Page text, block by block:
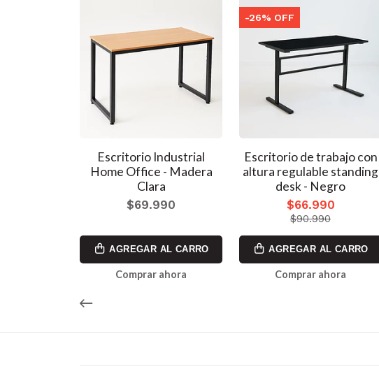
Escritorio Industrial
Home Office - Madera
Clara
$69.990
AGREGAR AL CARRO
Comprar ahora
-26% OFF
Escritorio de trabajo con
altura regulable standing
desk - Negro
$66.990
$90.990
AGREGAR AL CARRO
Comprar ahora